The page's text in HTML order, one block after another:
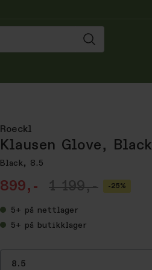
Roeckl
Klausen Glove, Black
Black, 8.5
899,- 1 199,- -25%
5+ på nettlager
5+ på butikklager
8.5